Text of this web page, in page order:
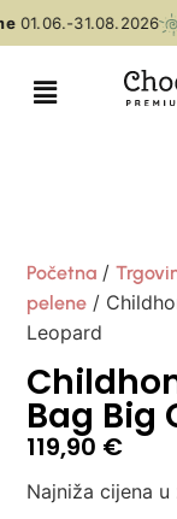
01.06.-31.08.2026
Početna /
pelene /
Leopard
Bag Big
119,90 €
Najniža cijena